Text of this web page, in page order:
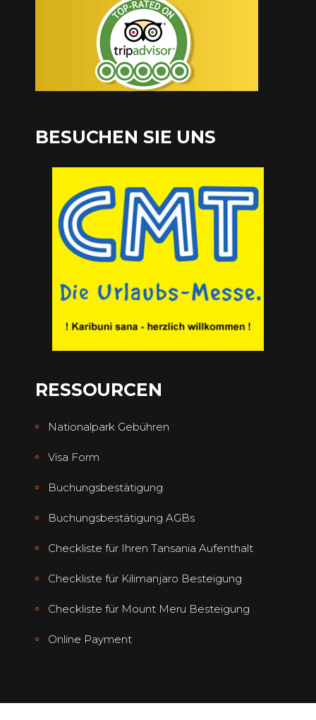
BESUCHEN SIE UNS
RESSOURCEN
Nationalpark Gebühren
Visa Form
Buchungsbestätigung
Buchungsbestätigung AGBs
Checkliste für Ihren Tansania Aufenthalt
Checkliste für Kilimanjaro Besteigung
Checkliste für Mount Meru Besteigung
Online Payment